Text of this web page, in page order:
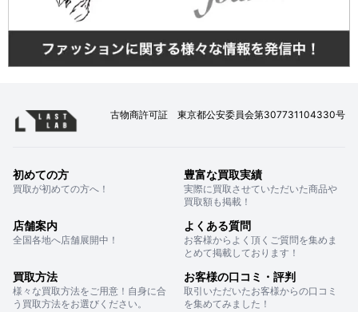
古物商許可証 東京都公安委員会第307731104330号
初めての方
買取が初めての方へ！
豊富な買取実績
実際に買取させていただいた商品や
買取額も掲載！
店舗案内
全国各地へ店舗展開中！
よくある質問
お客様からよく頂くご質問を集めま
とめて掲載しております！
買取方法
様々な買取方法をご用意！自身に合
う買取方法をお選びください。
お客様の口コミ・評判
取引いただいたお客様からの口コミ
を集めてみました！